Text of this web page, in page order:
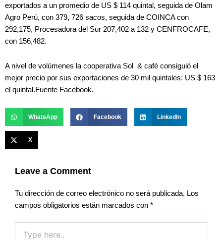
exportados a un promedio de US $ 114 quintal, seguida de Olam
Agro Perú, con 379, 726 sacos, seguida de COINCA con
292,175, Procesadora del Sur 207,402 a 132 y CENFROCAFE,
con 156,482.
A nivel de volúmenes la cooperativa Sol & café consiguió el
mejor precio por sus exportaciones de 30 mil quintales: US $ 163
el quintal.Fuente Facebook.
WhatsApp Facebook LinkedIn
X
Leave a Comment
Tu dirección de correo electrónico no será publicada. Los
campos obligatorios están marcados con *
here..